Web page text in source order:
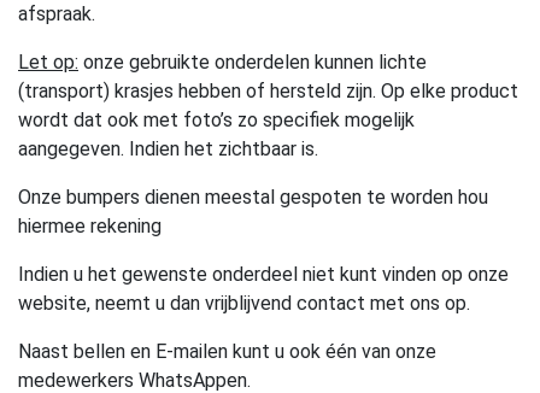
afspraak.
Let op: onze gebruikte onderdelen kunnen lichte
(transport) krasjes hebben of hersteld zijn. Op elke product
wordt dat ook met foto’s zo specifiek mogelijk
aangegeven. Indien het zichtbaar is.
Onze bumpers dienen meestal gespoten te worden hou
hiermee rekening
Indien u het gewenste onderdeel niet kunt vinden op onze
website, neemt u dan vrijblijvend contact met ons op.
Naast bellen en E-mailen kunt u ook één van onze
medewerkers WhatsAppen.